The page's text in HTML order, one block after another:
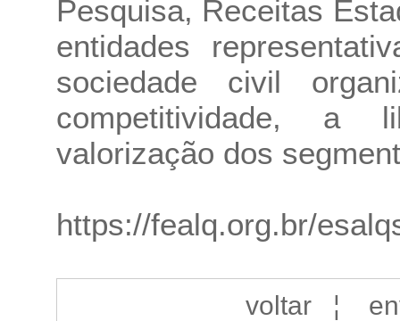
Pesquisa, Receitas
entidades
sociedade civil
competitividade, a
valorização dos
https://fealq.org.br/
voltar¦